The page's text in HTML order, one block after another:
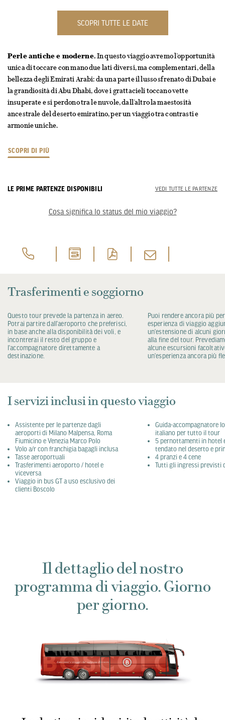
SCOPRI TUTTE LE DATE
Perle antiche e moderne.In questo viaggio avremo l’opportunità
unica di toccare con mano due lati diversi, ma complementari, della
bellezza degli Emirati Arabi: da una parte il lusso sfrenato di Dubai e
la grandiosità di Abu Dhabi, dove i grattacieli toccano vette
insuperate e si perdono tra le nuvole, dall’altro la maestosità
ancestrale del deserto emiratino, per un viaggio tra contrasti e
armonie uniche.
SCOPRI DI PIÙ
LE PRIME PARTENZE DISPONIBILI VEDI TUTTE LE PARTENZE
Cosa significa lo status del mio viaggio?
Trasferimenti e soggiorno
Questo tour prevede la partenza in aereo.
Potrai partire dall’aeroporto che preferisci,
in base anche alla disponibilità dei voli, e
incontrerai il resto del gruppo e
l’accompagnatore direttamente a
destinazione.
Puoi rendere ancora più
esperienza di viaggio
un’estensione di alcuni
alla fine del tour.
alcune escursioni
un’esperienza ancora più
I servizi inclusi in questo viaggio
Assistente per le partenze dagli
aeroporti di Milano Malpensa, Roma
Fiumicino e Venezia Marco Polo
Volo a/r con franchigia bagagli inclusa
Tasse aeroportuali
Trasferimenti aeroporto / hotel e
viceversa
Viaggio in bus GT a uso esclusivo dei
clienti Boscolo
Guida-accompagnatore
italiano per tutto il tour
5 pernottamenti in hotel
tendato nel deserto e
4 pranzi e 4 cene
Tutti gli ingressi previsti
Il dettaglio del nostro
programma di viaggio. Giorno
per giorno.